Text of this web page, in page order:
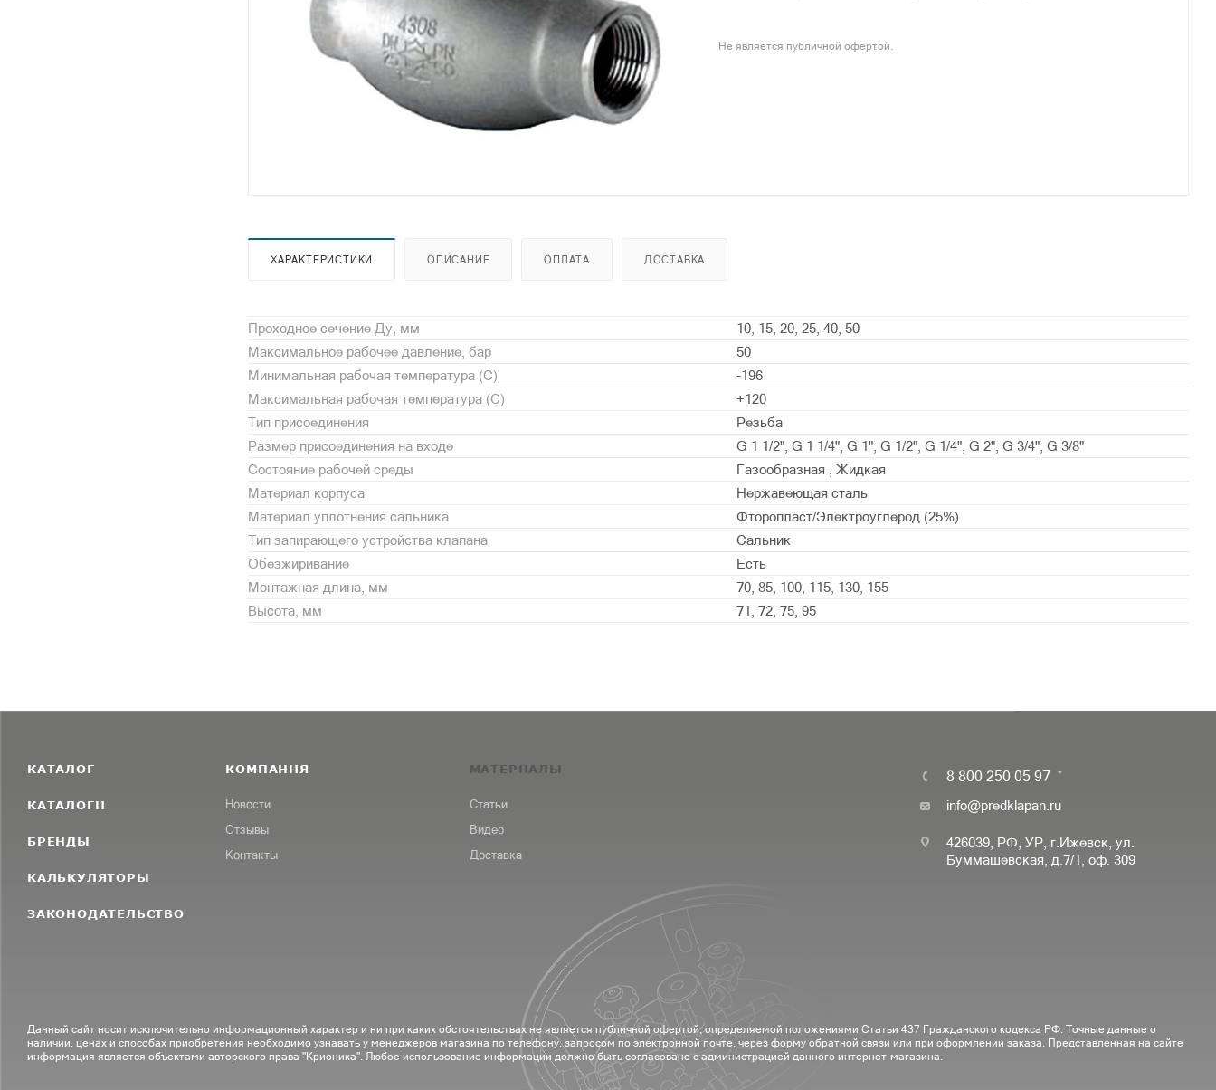
Не является публичной офертой.
ХАРАКТЕРИСТИКИ ОПИСАНИЕ ОПЛАТА ДОСТАВКА
Проходное сечение Ду, мм
10, 15, 20, 25, 40, 50
Максимальное рабочее давление, бар
50
Минимальная рабочая температура (С)
-196
Максимальная рабочая температура (С)
+120
Тип присоединения
Резьба
Размер присоединения на входе
G 1 1/2", G 1 1/4", G 1", G 1/2", G 1/4", G 2", G 3/4", G 3/8"
Состояние рабочей среды
Газообразная , Жидкая
Материал корпуса
Нержавеющая сталь
Материал уплотнения сальника
Фторопласт/Электроуглерод (25%)
Тип запирающего устройства клапана
Сальник
Обезжиривание
Есть
Монтажная длина, мм
70, 85, 100, 115, 130, 155
Высота, мм
71, 72, 75, 95
КАТАЛОГ
КАТАЛОГИ
БРЕНДЫ
КАЛЬКУЛЯТОРЫ
ЗАКОНОДАТЕЛЬСТВО
КОМПАНИЯ
Новости
Отзывы
Контакты
МАТЕРИАЛЫ
Статьи
Видео
Доставка
8 800 250 05 97
info@predklapan.ru
426039, РФ, УР, г.Ижевск, ул.
Буммашевская, д.7/1, оф. 309
Данный сайт носит исключительно информационный характер и ни при каких обстоятельствах не является публичной офертой, определяемой положениями Статьи 437 Гражданского кодекса РФ. Точные данные о
наличии, ценах и способах приобретения необходимо узнавать у менеджеров магазина по телефону, запросом по электронной почте, через форму обратной связи или при оформлении заказа. Представленная на сайте
информация является объектами авторского права "Крионика". Любое использование информации должно быть согласовано с администрацией данного интернет-магазина.